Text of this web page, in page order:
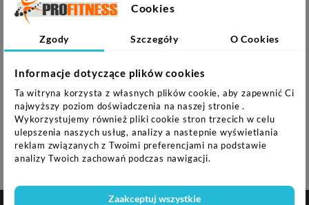
Turystyka i Rekreacja
Sprzęt fitness
Sprzęt siłowy
Gry 
Fotele do masażu
PROMOCJE
Cookies
Zgody Szczegóły O Cookies
Informacje dotyczące plików cookies
Ta witryna korzysta z własnych plików cookie, aby zapewnić Ci
najwyższy poziom doświadczenia na naszej stronie .
Wykorzystujemy również pliki cookie stron trzecich w celu
ulepszenia naszych usług, analizy a nastepnie wyświetlania
reklam związanych z Twoimi preferencjami na podstawie
analizy Twoich zachowań podczas nawigacji.
Zaakceptuj wszystkie